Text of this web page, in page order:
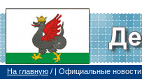
На главную / | Официальные новости